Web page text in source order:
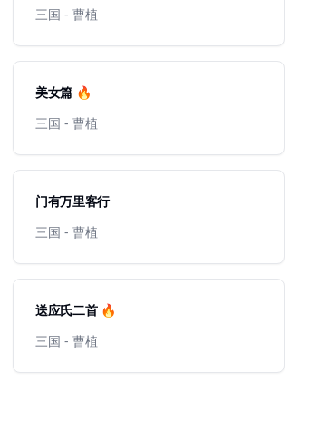
三国 - 曹植
美女篇 🔥
三国 - 曹植
门有万里客行
三国 - 曹植
送应氏二首 🔥
三国 - 曹植